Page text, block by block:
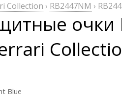
Collection › RB2447NM ›
очки
Blue